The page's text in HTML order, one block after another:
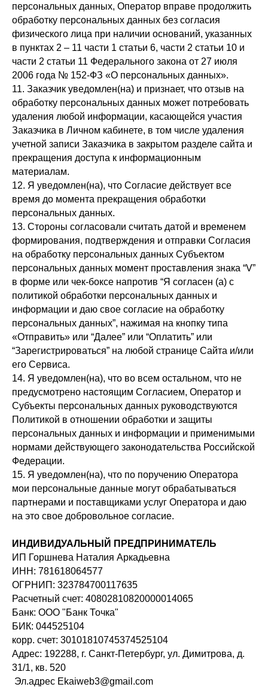
персональных данных, Оператор вправе продолжить
обработку персональных данных без согласия
физического лица при наличии оснований, указанных
в пунктах 2 – 11 части 1 статьи 6, части 2 статьи 10 и
части 2 статьи 11 Федерального закона от 27 июля
2006 года № 152-ФЗ «О персональных данных».
11. Заказчик уведомлен(на) и признает, что отзыв на
обработку персональных данных может потребовать
удаления любой информации, касающейся участия
Заказчика в Личном кабинете, в том числе удаления
учетной записи Заказчика в закрытом разделе сайта и
прекращения доступа к информационным
материалам.
12. Я уведомлен(на), что Согласие действует все
время до момента прекращения обработки
персональных данных.
13. Стороны согласовали считать датой и временем
формирования, подтверждения и отправки Согласия
на обработку персональных данных Субъектом
персональных данных момент проставления знака “V”
в форме или чек-боксе напротив “Я согласен (а) с
политикой обработки персональных данных и
информации и даю свое согласие на обработку
персональных данных”, нажимая на кнопку типа
«Отправить» или “Далее” или “Оплатить” или
“Зарегистрироваться” на любой странице Сайта и/или
его Сервиса.
14. Я уведомлен(на), что во всем остальном, что не
предусмотрено настоящим Согласием, Оператор и
Субъекты персональных данных руководствуются
Политикой в отношении обработки и защиты
персональных данных и информации и применимыми
нормами действующего законодательства Российской
Федерации.
15. Я уведомлен(на), что по поручению Оператора
мои персональные данные могут обрабатываться
партнерами и поставщиками услуг Оператора и даю
на это свое добровольное согласие.
ИНДИВИДУАЛЬНЫЙ ПРЕДПРИНИМАТЕЛЬ
ИП Горшнева Наталия Аркадьевна
ИНН: 781618064577
ОГРНИП: 323784700117635
Расчетный счет: 40802810820000014065
Банк: ООО "Банк Точка"
БИК: 044525104
корр. счет: 30101810745374525104
Адрес: 192288, г. Санкт-Петербург, ул. Димитрова, д.
31/1, кв. 520
Эл.адрес Ekaiweb3@gmail.com